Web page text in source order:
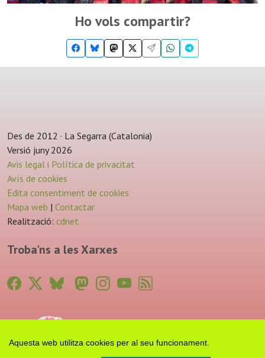
Aquesta web utilitza cookies per al seu funcionament.
Ho vols compartir?
Des de 2012 · La Segarra (Catalonia)
Versió juny 2026
Avis legal i Política de privacitat
Avís de cookies
Edita consentiment de cookies
Mapa web | Contactar
Realització: cdnet
Troba'ns a les Xarxes